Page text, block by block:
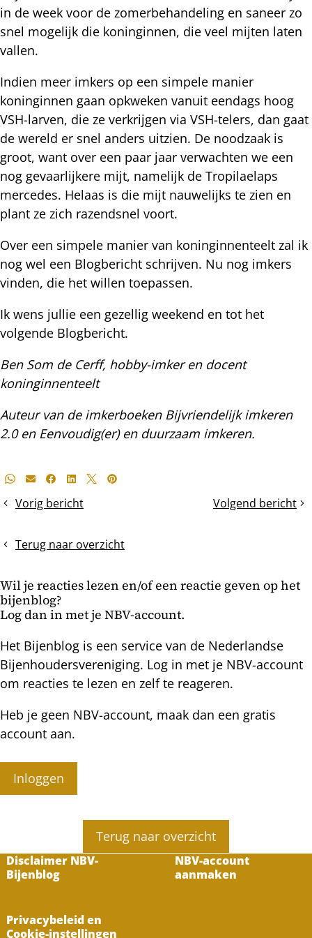
in de week voor de zomerbehandeling en saneer zo
snel mogelijk die koninginnen, die veel mijten laten
vallen.
Indien meer imkers op een simpele manier
koninginnen gaan opkweken vanuit eendags hoog
VSH-larven, die ze verkrijgen via VSH-telers, dan gaat
de wereld er snel anders uitzien. De noodzaak is
groot, want over een paar jaar verwachten we een
nog gevaarlijkere mijt, namelijk de Tropilaelaps
mercedes. Helaas is die mijt nauwelijks te zien en
plant ze zich razendsnel voort.
Over een simpele manier van koninginnenteelt zal ik
nog wel een Blogbericht schrijven. Nu nog imkers
vinden, die het willen toepassen.
Ik wens jullie een gezellig weekend en tot het
volgende Blogbericht.
Ben Som de Cerff, hobby-imker en docent
koninginnenteelt
Auteur van de imkerboeken Bijvriendelijk imkeren
2.0 en Eenvoudig(er) en duurzaam imkeren.
Deel
bericht
Whatsapp
E-mailFacebook
LinkedIn
X Pinterest
Vorig bericht
Uitslag
basis-
Volgend bericht
2e
de
Terug naar overzicht
Wil je reacties lezen en/of een reactie geven op het
bijenblog?
Log dan in met je NBV-account.
Het Bijenblog is een service van de Nederlandse
Bijenhoudersvereniging. Log in met je NBV-account
om reacties te lezen en zelf te reageren.
Heb je geen NBV-account, maak dan een gratis
account aan.
Inloggen
Terug naar overzicht
Disclaimer NBV-
Bijenblog
NBV-account
aanmaken
Privacybeleid en
Cookie-instellingen